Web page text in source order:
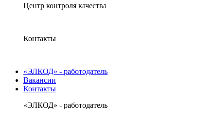
Центр контроля качества
Контакты
«ЭЛКОД» - работодатель
Вакансии
Контакты
«ЭЛКОД» - работодатель